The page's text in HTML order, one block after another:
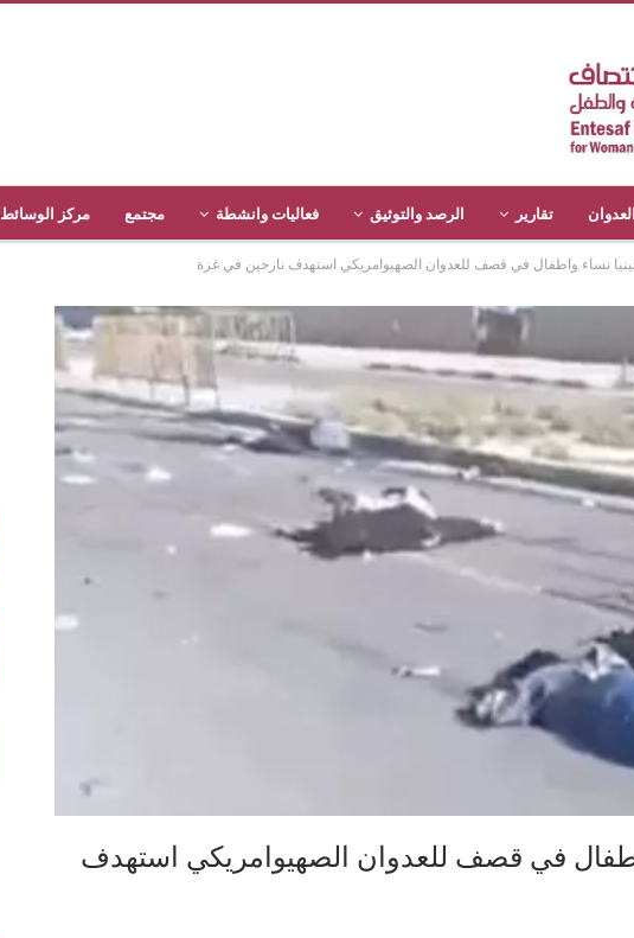
تقارير الرصد والتوثيق فعاليات وانشطة مجتمع مركز الوسائط
واطفال في قصف للعدوان الصهيوامريكي استهدف